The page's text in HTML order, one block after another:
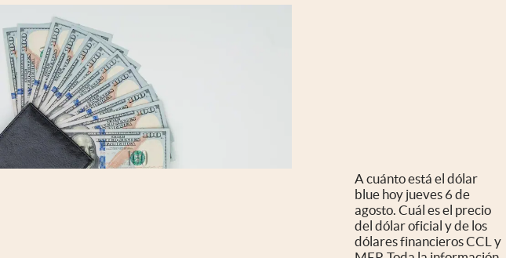
A cuánto está el dólar
blue hoy jueves 6 de
agosto. Cuál es el precio
del dólar oficial y de los
dólares financieros CCL y